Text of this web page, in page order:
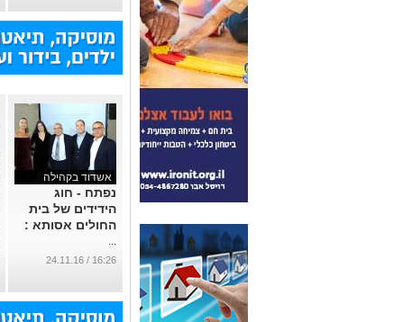
אשדוד בקהילה
נפתח - חוג
הידידים של בית
החולים אסותא :
...
16:26 / 24.11.16